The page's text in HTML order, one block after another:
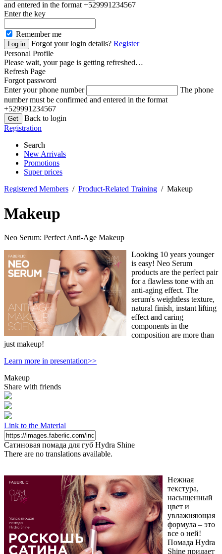
and entered in the format +529991234567
Enter the key
Remember me
Forgot your login details? Register
Personal Profile
Please wait, your page is getting refreshed…
Refresh Page
Forgot password
Enter your phone number
The phone
number must be confirmed and entered in the format
+529991234567
Back to login
Registration
Search
New Arrivals
Promotions
Super prices
Registered Members / Product-Related Training / Makeup
Makeup
Neo Serum: Perfect Anti-Age Makeup
Looking 10 years younger
is easy! Neo Serum
products are the perfect pair
for a flawless tone with an
anti-aging effect. The
serum's weightless texture,
natural finish, instant lifting
effect and caring
components in the
composition are more than
just makeup!
Learn more in presentation>>
Makeup
Share with friends
Link to the Material
Сатиновая помада для губ Hydra Shine
There are no translations available.
Нежная
текстура,
насыщенный
цвет и
увлажняющая
формула – это
все о ней!
Помада Hydra
Shine придает